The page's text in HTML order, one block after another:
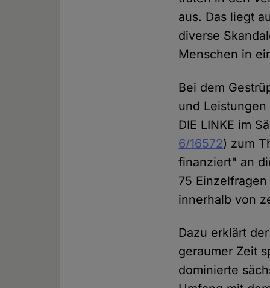
aus. Das liegt
diverse
Menschen in
Bei dem
und
DIE LINKE im
6/16572) zum
finanziert" an
75
innerhalb von
Dazu erklärt
geraumer Zeit
dominierte